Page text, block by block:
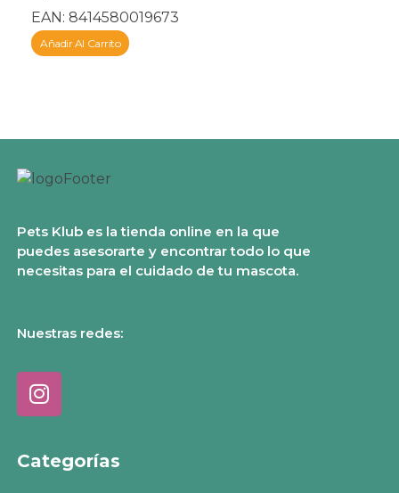
EAN: 8414580019673
Añadir Al Carrito
Pets Klub es la tienda online en la que
puedes asesorarte y encontrar todo lo que
necesitas para el cuidado de tu mascota.
Nuestras redes:
Categorías